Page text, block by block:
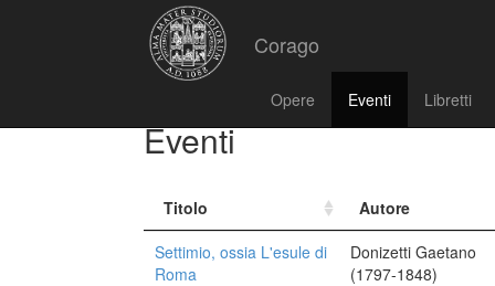
Corago
Opere Eventi Libretti
Eventi
Titolo
Autore
Settimio, ossia L'esule di
Roma
Donizetti Gaetano
(1797-1848)